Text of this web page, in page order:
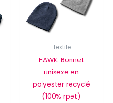
Textile
HAWK. Bonnet
unisexe en
polyester recyclé
(100% rpet)